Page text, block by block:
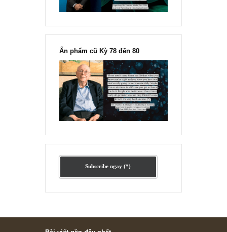
Ấn phẩm lẻ Kỳ 81 đến 83